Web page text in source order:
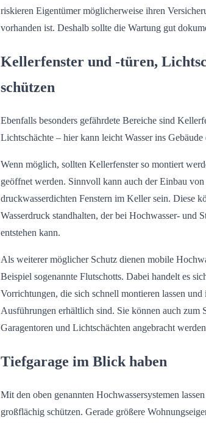
riskieren Eigentümer möglicherweise ihren
vorhanden ist. Deshalb sollte die Wartung gut
Kellerfenster und -türen,
schützen
Ebenfalls besonders gefährdete Bereiche sind
Lichtschächte – hier kann leicht Wasser ins Gebäude
Wenn möglich, sollten Kellerfenster so montiert
geöffnet werden. Sinnvoll kann auch der Einbau von
druckwasserdichten Fenstern im Keller sein. Diese
Wasserdruck standhalten, der bei Hochwasser- und
entstehen kann.
Als weiterer möglicher Schutz dienen mobile
Beispiel sogenannte Flutschotts. Dabei handelt es
Vorrichtungen, die sich schnell montieren lassen und
Ausführungen erhältlich sind. Sie können auch zum
Garagentoren und Lichtschächten angebracht
Tiefgarage im Blick haben
Mit den oben genannten Hochwassersystemen
großflächig schützen. Gerade größere